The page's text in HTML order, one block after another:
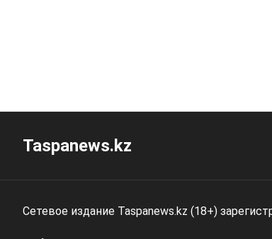
Taspanews.kz
Сетевое издание Taspanews.kz (18+)